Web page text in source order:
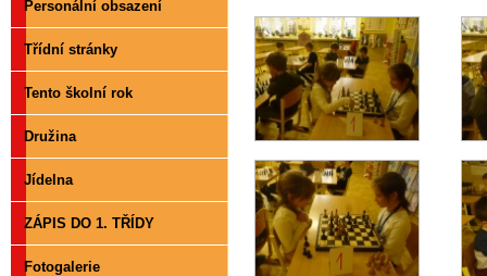
Personální obsazení
Třídní stránky
Tento školní rok
Družina
Jídelna
ZÁPIS DO 1. TŘÍDY
Fotogalerie